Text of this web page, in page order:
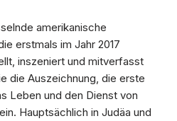
amerikanische
erstmals im Jahr 2017
inszeniert und mitverfasst
die Auszeichnung, die erste
Leben und den Dienst von
Hauptsächlich in Judäa und